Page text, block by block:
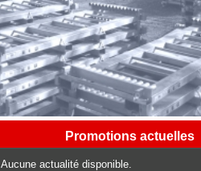
Promotions actuelles
Aucune actualité disponible.